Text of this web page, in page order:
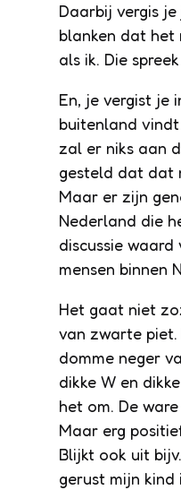
Daarbij vergis
blanken dat het
als ik. Die
En, je vergist je
buitenland
zal er niks aan
gesteld dat dat
Maar er zijn
Nederland die
discussie
mensen binnen
Het gaat niet
van zwarte
domme neger
dikke W en
het om. De
Maar erg
Blijkt ook uit
gerust mijn kind